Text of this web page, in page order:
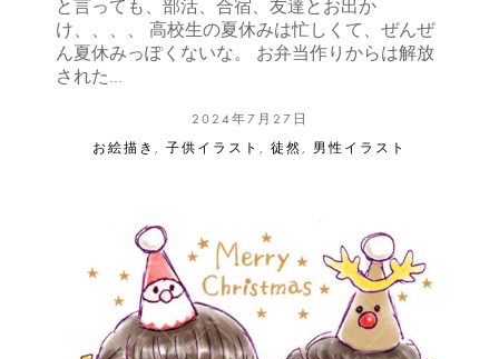
と言っても、部活、合宿、友達とお出か
け、、、、 高校生の夏休みは忙しくて、ぜんぜ
ん夏休みっぽくないな。 お弁当作りからは解放
された…
2024年7月27日
お絵描き , 子供イラスト , 徒然 , 男性イラスト